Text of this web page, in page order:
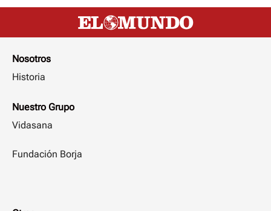
Nosotros
Historia
Nuestro Grupo
Vidasana
Fundación Borja